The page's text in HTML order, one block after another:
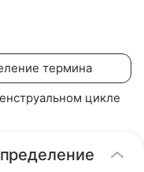
термина
цикле